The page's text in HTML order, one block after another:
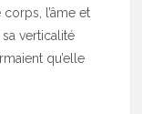
corps, l’âme et
sa verticalité
qu’elle